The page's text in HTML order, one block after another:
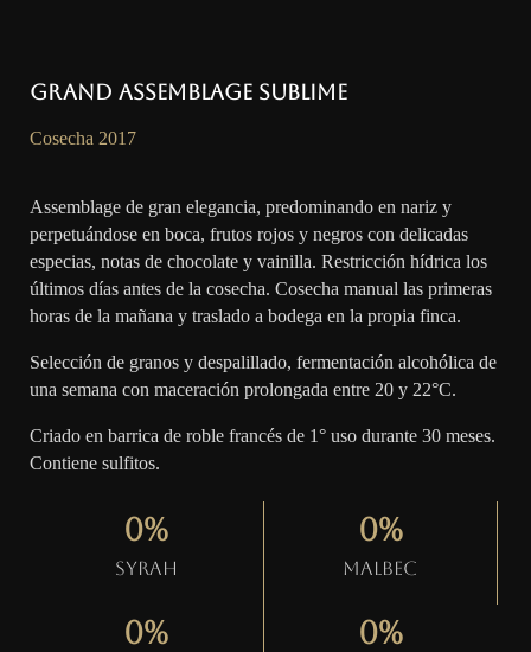
Grand Assemblage Sublime
Cosecha 2017
Assemblage de gran elegancia, predominando en nariz y
perpetuándose en boca, frutos rojos y negros con delicadas
especias, notas de chocolate y vainilla. Restricción hídrica los
últimos días antes de la cosecha. Cosecha manual las primeras
horas de la mañana y traslado a bodega en la propia finca.
Selección de granos y despalillado, fermentación alcohólica de
una semana con maceración prolongada entre 20 y 22°C.
Criado en barrica de roble francés de 1° uso durante 30 meses.
Contiene sulfitos.
Syrah
0%
Malbec
0%
0% 0%